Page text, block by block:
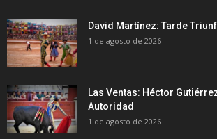
David Martínez: Tarde
1 de agosto de 2026
Las Ventas: Héctor
Autoridad
1 de agosto de 2026